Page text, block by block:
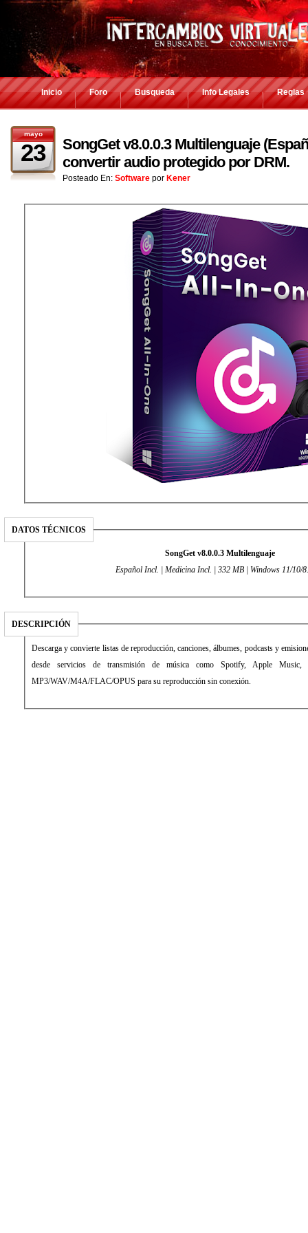
Inicio Foro Busqueda Info Legales Reglas
mayo
23
SongGet v8.0.0.3 Multilenguaje
convertir audio protegido por DRM.
Posteado En: Software por Kener
DATOS TÉCNICOS
SongGet v8.0.0.3 Multilenguaje
Español Incl. | Medicina Incl. | 332 MB | Windows 11/10/
DESCRIPCIÓN
Descarga y convierte listas de reproducción, canciones, álbumes, podcasts y
desde servicios de transmisión de música como Spotify, Apple
MP3/WAV/M4A/FLAC/OPUS para su reproducción sin conexión.